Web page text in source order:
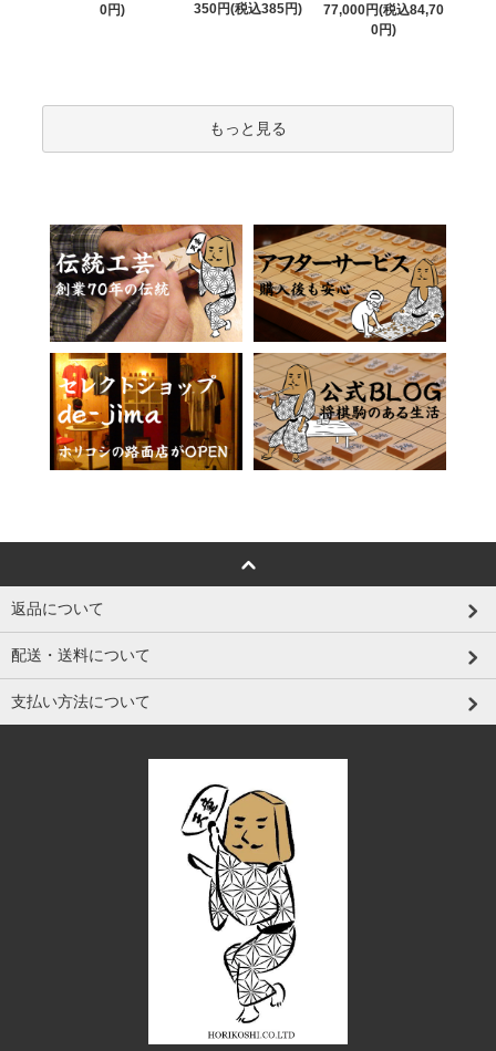
0円) 350円(税込385円)
77,000円(税込84,70
0円)
もっと見る
返品について
配送・送料について
支払い方法について